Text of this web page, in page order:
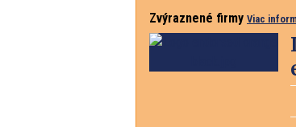
Zvýraznené firmy Viac